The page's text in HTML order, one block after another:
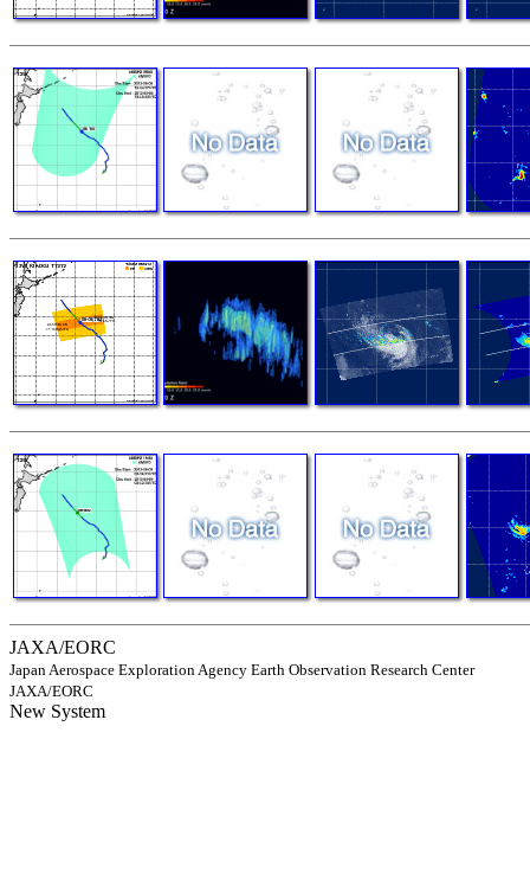
JAXA/EORC
Japan Aerospace Exploration Agency Earth Observation Research Center
JAXA/EORC
New System